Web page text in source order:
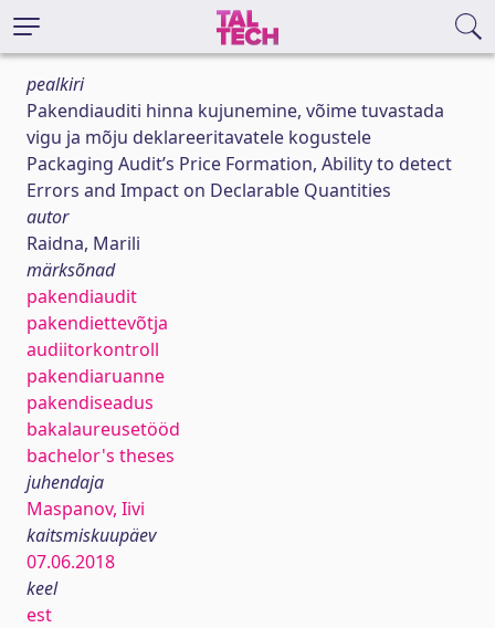
pealkiri
Pakendiauditi hinna kujunemine, võime tuvastada
vigu ja mõju deklareeritavatele kogustele
Packaging Audit’s Price Formation, Ability to detect
Errors and Impact on Declarable Quantities
autor
Raidna, Marili
märksõnad
pakendiaudit
pakendiettevõtja
audiitorkontroll
pakendiaruanne
pakendiseadus
bakalaureusetööd
bachelor's theses
juhendaja
Maspanov, Iivi
kaitsmiskuupäev
07.06.2018
keel
est